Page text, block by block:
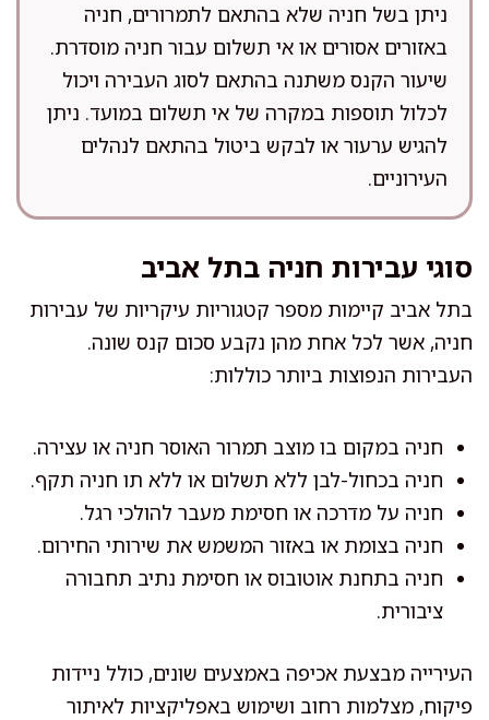
ניתן בשל חניה שלא בהתאם לתמרורים, חניה
באזורים אסורים או אי תשלום עבור חניה מוסדרת.
שיעור הקנס משתנה בהתאם לסוג העבירה ויכול
לכלול תוספות במקרה של אי תשלום במועד. ניתן
להגיש ערעור או לבקש ביטול בהתאם לנהלים
העירוניים.
סוגי עבירות חניה בתל אביב
בתל אביב קיימות מספר קטגוריות עיקריות של עבירות
חניה, אשר לכל אחת מהן נקבע סכום קנס שונה.
העבירות הנפוצות ביותר כוללות:
חניה במקום בו מוצב תמרור האוסר חניה או עצירה.
חניה בכחול-לבן ללא תשלום או ללא תו חניה תקף.
חניה על מדרכה או חסימת מעבר להולכי רגל.
חניה בצומת או באזור המשמש את שירותי החירום.
חניה בתחנת אוטובוס או חסימת נתיב תחבורה
ציבורית.
העירייה מבצעת אכיפה באמצעים שונים, כולל ניידות
פיקוח, מצלמות רחוב ושימוש באפליקציות לאיתור